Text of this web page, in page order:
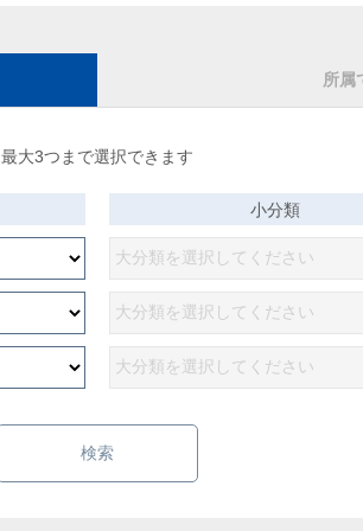
所属
最大3つまで選択できます
小分類
検索